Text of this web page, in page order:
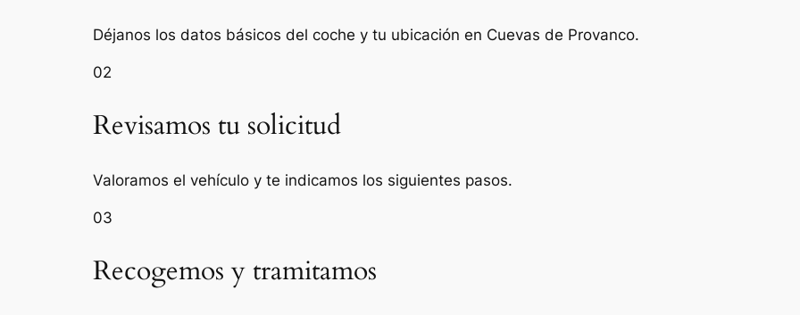
Déjanos los datos básicos del coche y tu ubicación en Cuevas de Provanco.
02
Revisamos tu solicitud
Valoramos el vehículo y te indicamos los siguientes pasos.
03
Recogemos y tramitamos